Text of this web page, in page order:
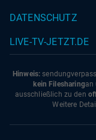
DATENSCHUTZ
LIVE-TV-JETZT.DE
Hinweis:
kein Filesharingan
ausschließlich zu den
Weitere